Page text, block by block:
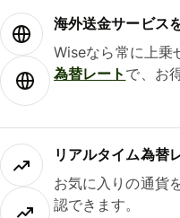
海外送金サービス
Wiseなら常に上乗
為替レート で、お
リアルタイム為替
お気に入りの通貨
認できます。